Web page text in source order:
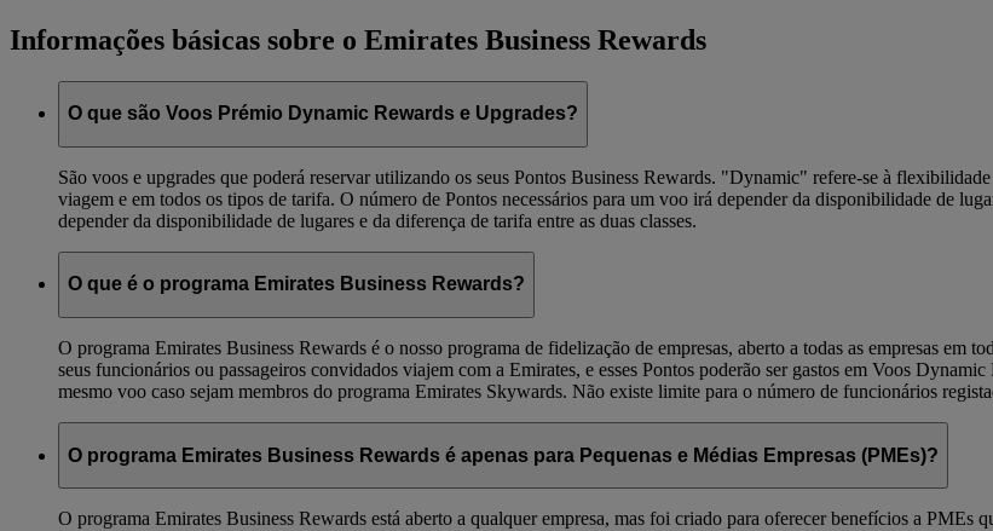
Informações básicas sobre o Emirates Business Rewards
O que são Voos Prémio Dynamic Rewards e Upgrades?
São voos e upgrades que poderá reservar utilizando os seus Pontos Business Rewards. "Dynamic" refere-se à
viagem e em todos os tipos de tarifa. O número de Pontos necessários para um voo irá depender da disponibilidade de
depender da disponibilidade de lugares e da diferença de tarifa entre as duas classes.
O que é o programa Emirates Business Rewards?
O programa Emirates Business Rewards é o nosso programa de fidelização de empresas, aberto a todas as empresas em
seus funcionários ou passageiros convidados viajem com a Emirates, e esses Pontos poderão ser gastos em Voos
mesmo voo caso sejam membros do programa Emirates Skywards. Não existe limite para o número de funcionários
O programa Emirates Business Rewards é apenas para Pequenas e Médias Empresas (PMEs)?
O programa Emirates Business Rewards está aberto a qualquer empresa, mas foi criado para oferecer benefícios a PMEs